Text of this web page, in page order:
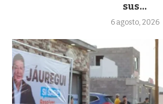
sus...
6 agosto, 2026